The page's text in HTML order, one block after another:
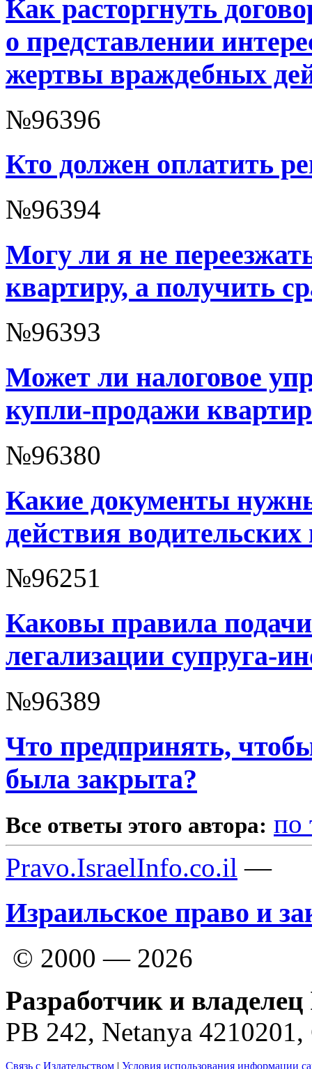
Как расторгнуть
о представлении
жертвы враждебных
№96396
Кто должен оплатить
№96394
Могу ли я не
квартиру, а получить
№96393
Может ли налоговое
купли-продажи
№96380
Какие документы
действия водительских
№96251
Каковы правила
легализации супруга-
№96389
Что предпринять,
была закрыта?
Все ответы этого автора: по
Pravo.IsraelInfo.co.il —
Израильское право и
© 2000 — 2026
Разработчик и
PB 242, Netanya
Связь с Издательством | Условия использования информации